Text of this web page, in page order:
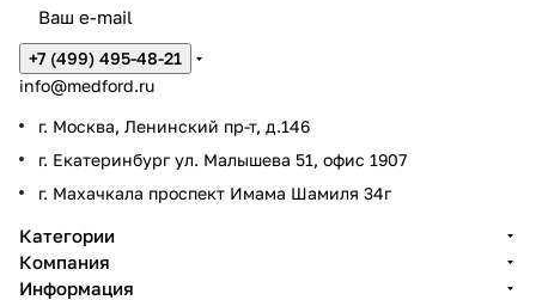
+7 (499) 495-48-21
info@medford.ru
г. Москва, Ленинский пр-т, д.146
г. Екатеринбург ул. Малышева 51, офис 1907
г. Махачкала проспект Имама Шамиля 34г
Категории
Компания
Информация